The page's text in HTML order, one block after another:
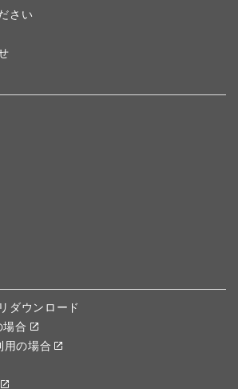
さい
ダウンロード
場合
用の場合